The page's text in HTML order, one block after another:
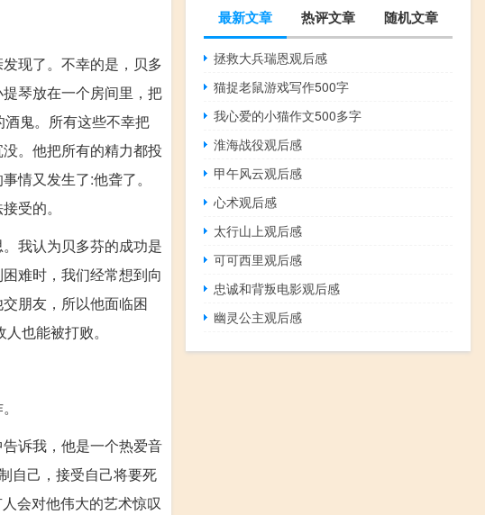
现了。不幸的是，贝多
琴放在一个房间里，把
鬼。所有这些不幸把
。他把所有的精力都投
情又发生了:他聋了。
受的。
我认为贝多芬的成功是
难时，我们经常想到向
朋友，所以他面临困
也能被打败。
诉我，他是一个热爱音
自己，接受自己将要死
会对他伟大的艺术惊叹
最新文章 热评文章 随机文章
拯救大兵瑞恩观后感
猫捉老鼠游戏写作500字
我心爱的小猫作文500多字
淮海战役观后感
甲午风云观后感
心术观后感
太行山上观后感
可可西里观后感
忠诚和背叛电影观后感
幽灵公主观后感